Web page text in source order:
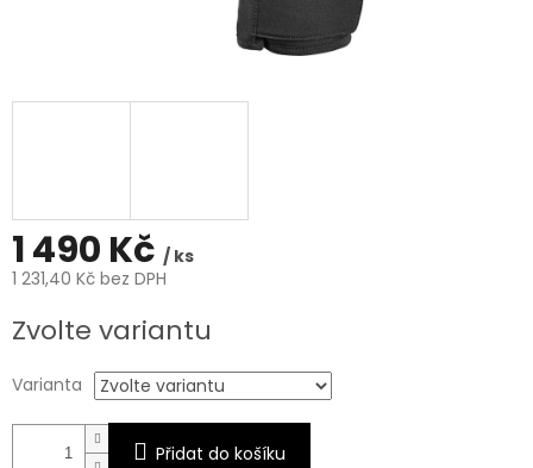
1 490 Kč / ks
1 231,40 Kč bez DPH
cena:
Zvolte variantu
Varianta
Přidat do košíku